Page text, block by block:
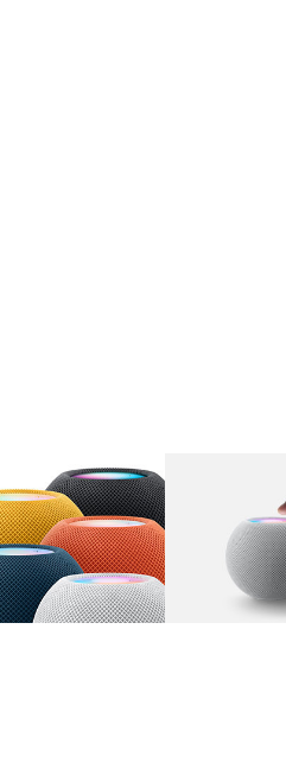
图库 图像 1